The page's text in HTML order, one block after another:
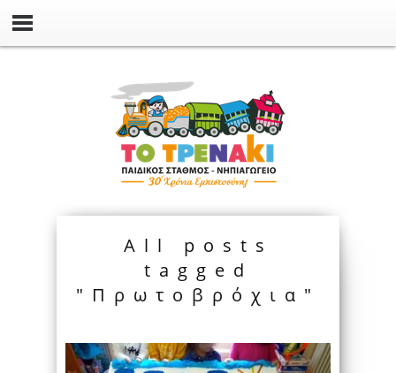
All posts
tagged
"Πρωτοβρόχια"